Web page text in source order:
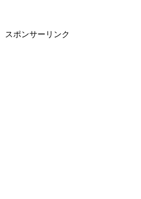
スポンサーリンク